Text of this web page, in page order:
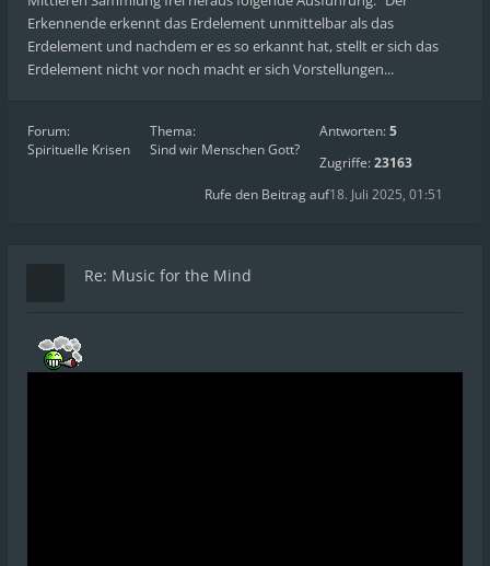
Erkennende erkennt das Erdelement unmittelbar als das
Erdelement und nachdem er es so erkannt hat, stellt er sich das
Erdelement nicht vor noch macht er sich Vorstellungen...
Forum:
Spirituelle Krisen
Thema:
Sind wir Menschen Gott?
Antworten:5
Zugriffe:23163
18. Juli 2025, 01:51
Rufe den Beitrag auf
Re: Music for the Mind